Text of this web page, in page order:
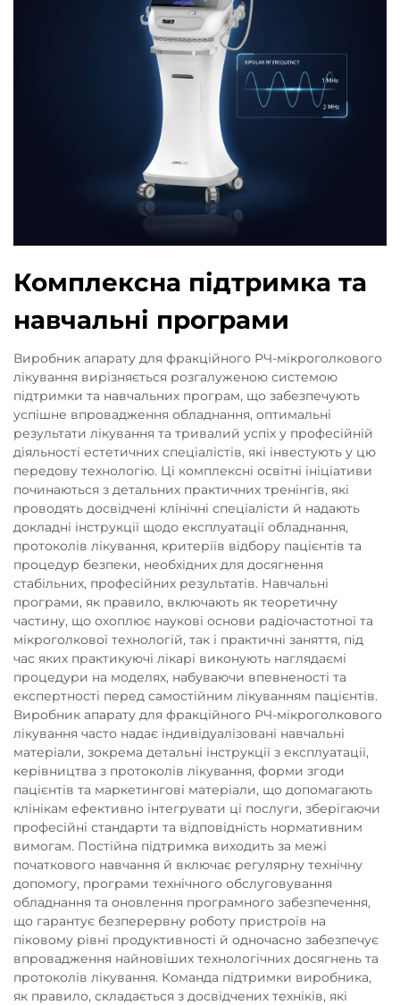
Комплексна підтримка та
навчальні програми
Виробник апарату для фракційного РЧ-мікроголкового
лікування вирізняється розгалуженою системою
підтримки та навчальних програм, що забезпечують
успішне впровадження обладнання, оптимальні
результати лікування та тривалий успіх у професійній
діяльності естетичних спеціалістів, які інвестують у цю
передову технологію. Ці комплексні освітні ініціативи
починаються з детальних практичних тренінгів, які
проводять досвідчені клінічні спеціалісти й надають
докладні інструкції щодо експлуатації обладнання,
протоколів лікування, критеріїв відбору пацієнтів та
процедур безпеки, необхідних для досягнення
стабільних, професійних результатів. Навчальні
програми, як правило, включають як теоретичну
частину, що охоплює наукові основи радіочастотної та
мікроголкової технологій, так і практичні заняття, під
час яких практикуючі лікарі виконують наглядаємі
процедури на моделях, набуваючи впевненості та
експертності перед самостійним лікуванням пацієнтів.
Виробник апарату для фракційного РЧ-мікроголкового
лікування часто надає індивідуалізовані навчальні
матеріали, зокрема детальні інструкції з експлуатації,
керівництва з протоколів лікування, форми згоди
пацієнтів та маркетингові матеріали, що допомагають
клінікам ефективно інтегрувати ці послуги, зберігаючи
професійні стандарти та відповідність нормативним
вимогам. Постійна підтримка виходить за межі
початкового навчання й включає регулярну технічну
допомогу, програми технічного обслуговування
обладнання та оновлення програмного забезпечення,
що гарантує безперервну роботу пристроїв на
піковому рівні продуктивності й одночасно забезпечує
впровадження найновіших технологічних досягнень та
протоколів лікування. Команда підтримки виробника,
як правило, складається з досвідчених техніків, які